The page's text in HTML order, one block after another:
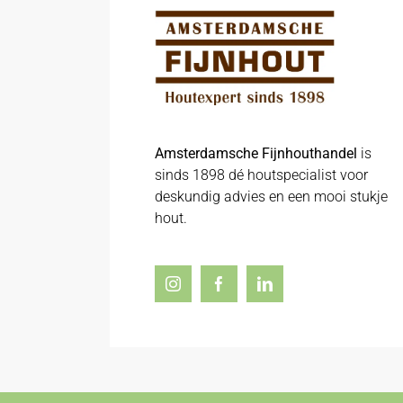
Amsterdamsche Fijnhouthandel is
sinds 1898 dé houtspecialist voor
deskundig advies en een mooi stukje
hout.